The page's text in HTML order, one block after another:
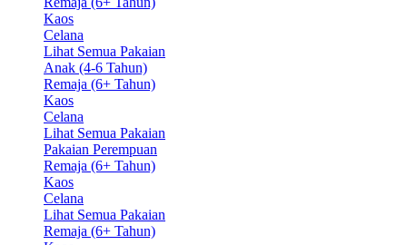
Kaos
Celana
Lihat Semua Pakaian
Anak (4-6 Tahun)
Remaja (6+ Tahun)
Kaos
Celana
Lihat Semua Pakaian
Pakaian Perempuan
Remaja (6+ Tahun)
Kaos
Celana
Lihat Semua Pakaian
Remaja (6+ Tahun)